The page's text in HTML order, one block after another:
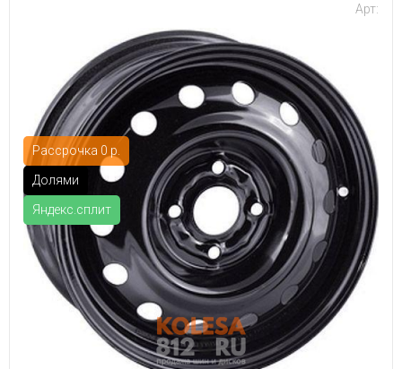
Рассрочка 0 р.
Долями
Яндекс.сплит
Арт: